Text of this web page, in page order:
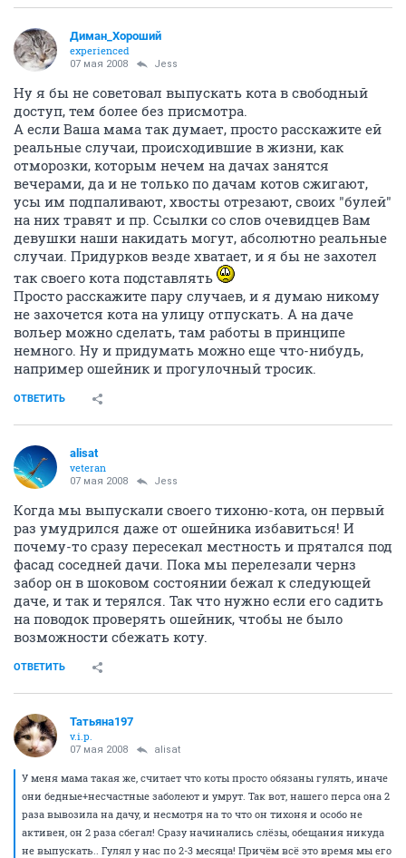
Диман_Хороший
experienced
07 мая 2008 Jess
Ну я бы не советовал выпускать кота в свободный
доступ, тем более без присмотра.
А если Ваша мама так думает, просто расскажите ей
реальные случаи, происходившие в жизни, как
отморозки, которым нечем на дачах занятся
вечерами, да и не только по дачам котов сжигают,
усы им подпаливают, хвосты отрезают, своих "булей"
на них травят и пр. Ссылки со слов очевидцев Вам
девушки наши накидать могут, абсолютно реальные
случаи. Придурков везде хватает, и я бы не захотел
так своего кота подставлять
Просто расскажите пару случаев, и я думаю никому
не захочется кота на улицу отпускать. А на даче
вольер можно сделать, там работы в принципе
немного. Ну и придумать можно еще что-нибудь,
например ошейник и прогулочный тросик.
ОТВЕТИТЬ
alisat
veteran
07 мая 2008 Jess
Когда мы выпускали своего тихоню-кота, он первый
раз умудрился даже от ошейника избавиться! И
почему-то сразу пересекал местность и прятался под
фасад соседней дачи. Пока мы перелезали чернз
забор он в шоковом состоянии бежал к следующей
даче, и так и терялся. Так что нужно если его садить
на поводок проверять ошейник, чтобы не было
возможности сбежать коту.
ОТВЕТИТЬ
Татьяна197
v.i.p.
07 мая 2008 alisat
У меня мама такая же, считает что коты просто обязаны гулять, иначе
они бедные+несчастные заболеют и умрут. Так вот, нашего перса она 2
раза вывозила на дачу, и несмотря на то что он тихоня и особо не
активен, он 2 раза сбегал! Сразу начинались слёзы, обещания никуда
не выпускать.. Гулял у нас по 2-3 месяца! Причём всё это время мы его